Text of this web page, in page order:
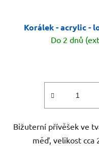
Korálek - acrylic -
Do 2 dnů
Bižuterní přívěšek ve
měď, velikost cca